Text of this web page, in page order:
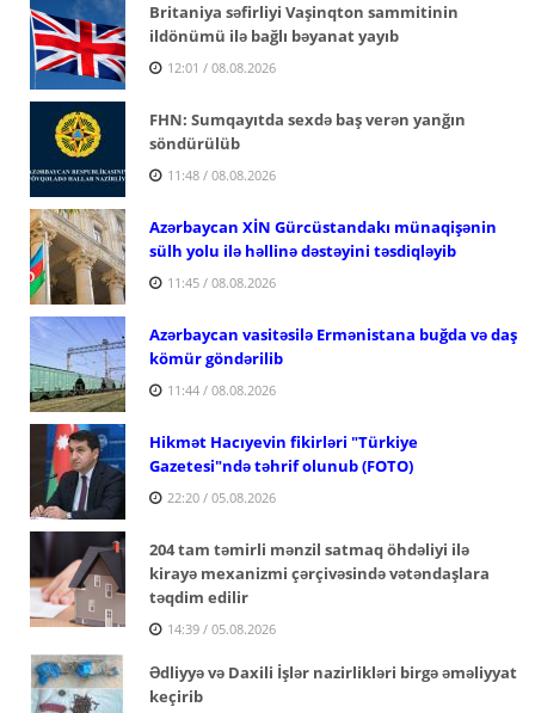
Britaniya səfirliyi Vaşinqton sammitinin
ildönümü ilə bağlı bəyanat yayıb
12:01 / 08.08.2026
FHN: Sumqayıtda sexdə baş verən yanğın
söndürülüb
11:48 / 08.08.2026
Azərbaycan XİN Gürcüstandakı münaqişənin
sülh yolu ilə həllinə dəstəyini təsdiqləyib
11:45 / 08.08.2026
Azərbaycan vasitəsilə Ermənistana buğda və daş
kömür göndərilib
11:44 / 08.08.2026
Hikmət Hacıyevin fikirləri "Türkiye
Gazetesi"ndə təhrif olunub (FOTO)
22:20 / 05.08.2026
204 tam təmirli mənzil satmaq öhdəliyi ilə
kirayə mexanizmi çərçivəsində vətəndaşlara
təqdim edilir
14:39 / 05.08.2026
Ədliyyə və Daxili İşlər nazirlikləri birgə əməliyyat
keçirib